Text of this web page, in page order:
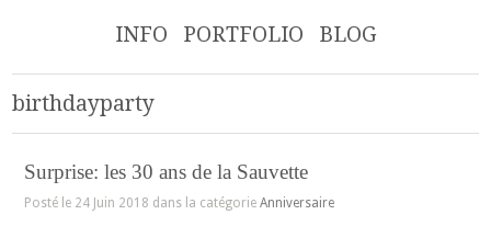
INFO PORTFOLIO BLOG
birthdayparty
Surprise: les 30 ans de la Sauvette
Posté le 24 Juin 2018 dans la catégorie Anniversaire